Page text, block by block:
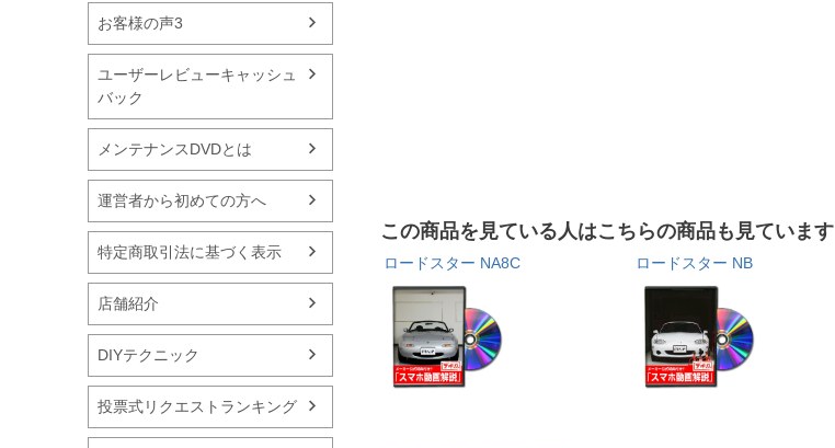
お客様の声3
ユーザーレビューキャッシュ
バック
メンテナンスDVDとは
運営者から初めての方へ
特定商取引法に基づく表示
店舗紹介
DIYテクニック
投票式リクエストランキング
この商品を見ている人はこちらの商品も見ています
ロードスター NA8C ロードスター NB